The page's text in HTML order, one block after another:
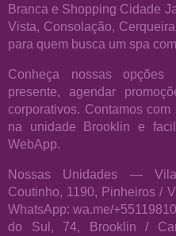
Branca e Shopping Cidade
Vista, Consolação,
para quem busca um spa
Conheça nossas
presente, agendar
corporativos. Contamos
na unidade Brooklin e
WebApp.
Nossas Unidades —
Coutinho, 1190, Pinheiros /
WhatsApp: wa.me/
do Sul, 74, Brooklin /